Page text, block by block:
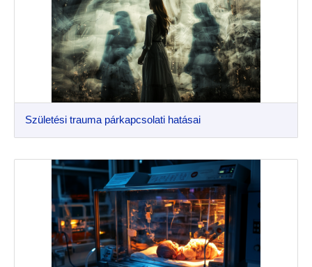
Születési trauma párkapcsolati hatásai